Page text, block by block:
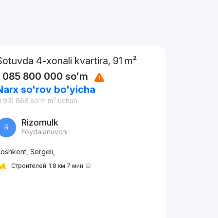
4-xonali kvartira, 91 m²
085 800 000 soʻm
so'rov bo'yicha
931 868 soʻm m² uchun
R Rizomulk
Foydalanuvchi
Sergeli,
Строителей 1.8 км 7 мин